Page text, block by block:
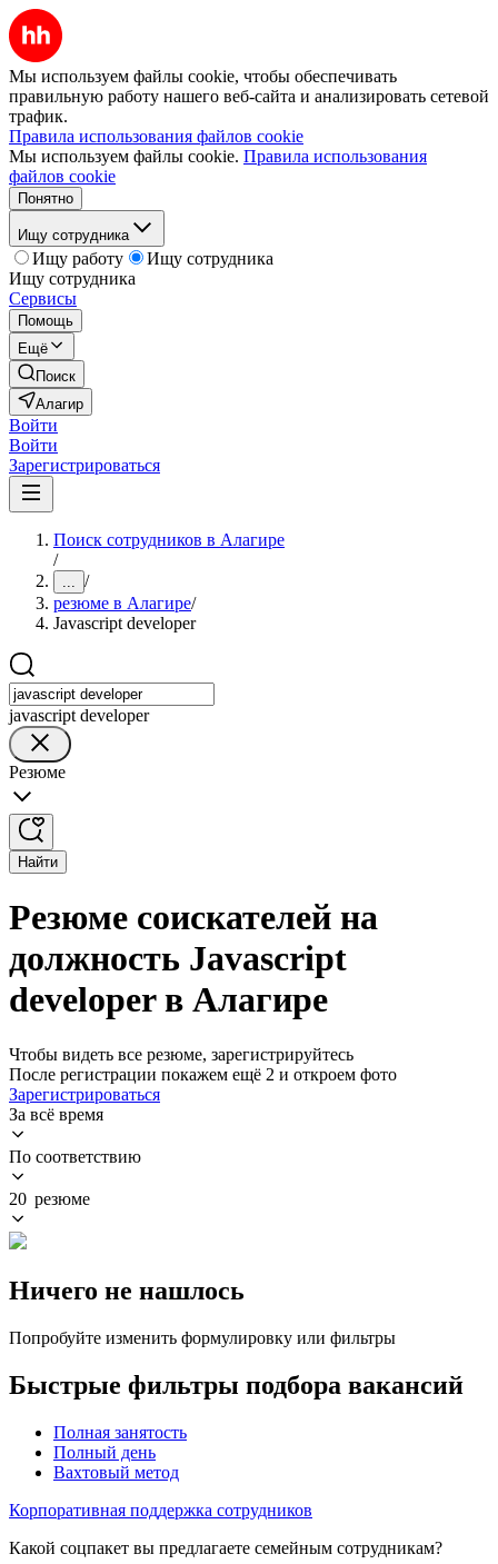
Мы используем файлы cookie, чтобы обеспечивать
правильную работу нашего веб-сайта и анализировать сетевой
трафик.
Правила использования файлов cookie
Мы используем файлы cookie. Правила использования
файлов cookie
Понятно
Ищу сотрудника
Ищу работу
Ищу сотрудника
Ищу сотрудника
Сервисы
Помощь
Ещё
Поиск
Алагир
Войти
Войти
Зарегистрироваться
Поиск сотрудников в Алагире
/
... /
резюме в Алагире/
Javascript developer
javascript developer
Резюме
Найти
Резюме соискателей на
должность Javascript
developer в Алагире
Чтобы видеть все резюме, зарегистрируйтесь
После регистрации покажем ещё 2 и откроем фото
Зарегистрироваться
За всё время
По соответствию
20 резюме
Ничего не нашлось
Попробуйте изменить формулировку или фильтры
Быстрые фильтры подбора вакансий
Полная занятость
Полный день
Вахтовый метод
Корпоративная поддержка сотрудников
Какой соцпакет вы предлагаете семейным сотрудникам?